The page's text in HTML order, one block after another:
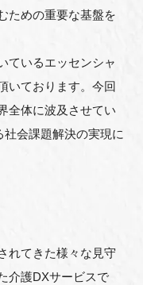
ための重要な基盤を
ているエッセンシャ
いております。今回
全体に波及させてい
社会課題解決の実現に
れてきた様々な見守
介護DXサービスで